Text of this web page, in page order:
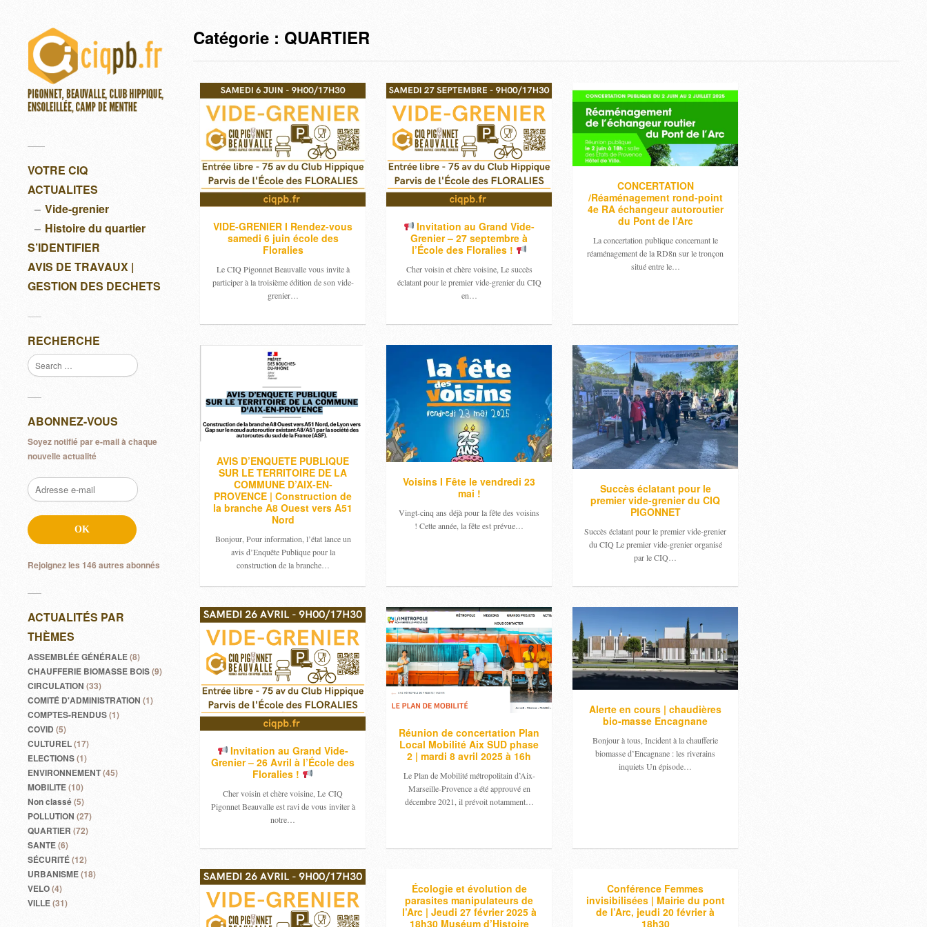
VOTRE CIQ
ACTUALITES
Vide-grenier
Histoire du quartier
S’IDENTIFIER
AVIS DE TRAVAUX |
GESTION DES DECHETS
RECHERCHE
ABONNEZ-VOUS
Soyez notifié par e-mail à chaque
nouvelle actualité
Adresse
e-
mail
OK
Rejoignez les 146 autres abonnés
ACTUALITÉS PAR
THÈMES
ASSEMBLÉE GÉNÉRALE(8)
CHAUFFERIE BIOMASSE BOIS(9)
CIRCULATION (33)
COMITÉ D'ADMINISTRATION (1)
COMPTES-RENDUS(1)
COVID (5)
CULTUREL(17)
ELECTIONS(1)
ENVIRONNEMENT(45)
MOBILITE(10)
Non classé(5)
POLLUTION (27)
QUARTIER (72)
SANTE(6)
SÉCURITÉ(12)
URBANISME(18)
VELO(4)
VILLE(31)
Catégorie : QUARTIER
VIDE-GRENIER I Rendez-vous
samedi 6 juin école des
Floralies
Le CIQ Pigonnet Beauvalle vous invite à
participer à la troisième édition de son vide-
grenier…
Invitation au Grand Vide-
Grenier – 27 septembre à
l’École des Floralies !
Cher voisin et chère voisine, Le succès
éclatant pour le premier vide-grenier du CIQ
en…
CONCERTATION
/Réaménagement rond-point
4e RA échangeur autoroutier
du Pont de l’Arc
La concertation publique concernant le
réaménagement de la RD8n sur le tronçon
situé entre le…
AVIS D’ENQUETE PUBLIQUE
SUR LE TERRITOIRE DE LA
COMMUNE D’AIX-EN-
PROVENCE | Construction de
la branche A8 Ouest vers A51
Nord
Bonjour, Pour information, l’état lance un
avis d’Enquête Publique pour la
construction de la branche…
Voisins I Fête le vendredi 23
mai !
Vingt-cinq ans déjà pour la fête des voisins
! Cette année, la fête est prévue…
Succès éclatant pour le
premier vide-grenier du CIQ
PIGONNET
Succès éclatant pour le premier vide-grenier
du CIQ Le premier vide-grenier organisé
par le CIQ…
Invitation au Grand Vide-
Grenier – 26 Avril à l’École des
Floralies !
Cher voisin et chère voisine, Le CIQ
Pigonnet Beauvalle est ravi de vous inviter à
notre…
Réunion de concertation Plan
Local Mobilité Aix SUD phase
2 | mardi 8 avril 2025 à 16h
Le Plan de Mobilité métropolitain d’Aix-
Marseille-Provence a été approuvé en
décembre 2021, il prévoit notamment…
Alerte en cours | chaudières
bio-masse Encagnane
Bonjour à tous, Incident à la chaufferie
biomasse d’Encagnane : les riverains
inquiets Un épisode…
Écologie et évolution de
parasites manipulateurs de
l’Arc | Jeudi 27 février 2025 à
18h30 Muséum d’Histoire
Conférence Femmes
invisibilisées | Mairie du pont
de l’Arc, jeudi 20 février à
18h30